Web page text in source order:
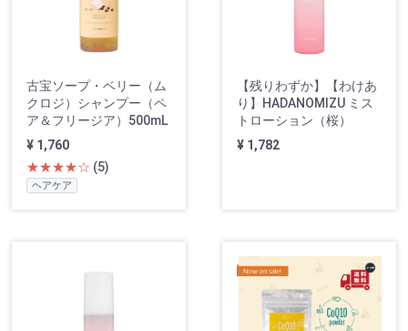
古宝ソープ・ベリー（ム
クロジ）シャンプー（ペ
ア＆フリージア）500mL
¥ 1,760
★★★★☆ (5)
ヘアケア
【残りわずか】【わけあ
り】HADANOMIZU ミス
トローション（桜）
¥ 1,782